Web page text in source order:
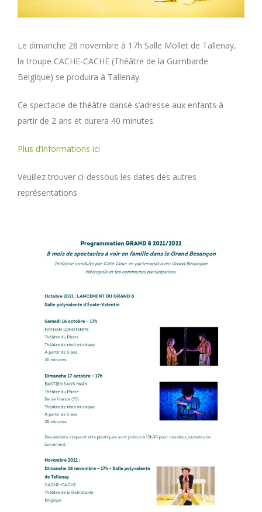
Le dimanche 28 novembre à 17h Salle Mollet de Tallenay,
la troupe CACHE-CACHE (Théâtre de la Guimbarde
Belgique) se produira à Tallenay.
Ce spectacle de théâtre dansé s’adresse aux enfants à
partir de 2 ans et durera 40 minutes.
Plus d’informations ici
Veuillez trouver ci-dessous les dates des autres
représentations